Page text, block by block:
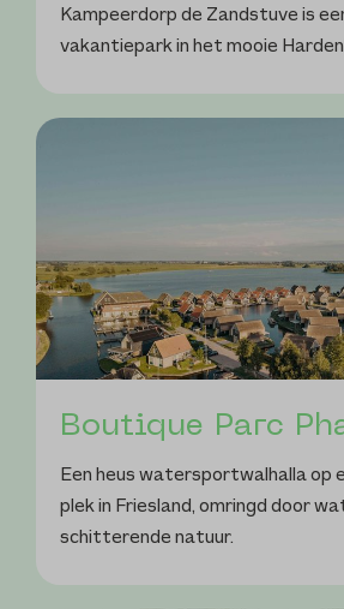
Kampeerdorp de Zandstuve is
vakantiepark in het mooie
Boutique Parc
Een heus watersportwalhalla op
plek in Friesland, omringd door
schitterende natuur.